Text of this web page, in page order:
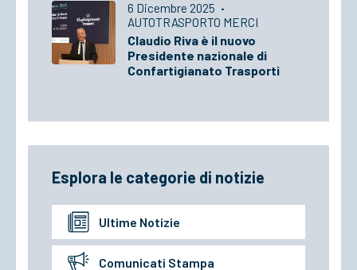
6 Dicembre 2025 ·
AUTOTRASPORTO MERCI
Claudio Riva è il nuovo
Presidente nazionale di
Confartigianato Trasporti
Esplora le categorie di notizie
Ultime Notizie
Comunicati Stampa